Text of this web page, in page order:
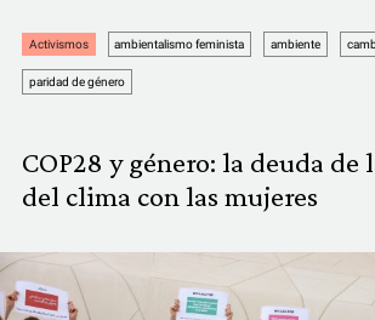
INVESTIGACIONES
REDACCIÓN ABIERTA
LATFEMLAB.
Activismos ambientalismo feminista ambiente
paridad de género
COP28 y género: la deuda de
del clima con las mujeres